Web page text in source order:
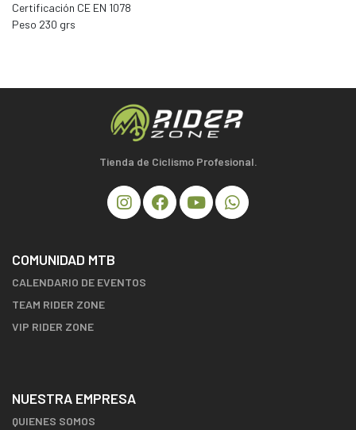
Certificación CE EN 1078
Peso 230 grs
Tienda de Ciclismo Profesional.
COMUNIDAD MTB
CALENDARIO DE EVENTOS
TEAM RIDER ZONE
VIP RIDER ZONE
NUESTRA EMPRESA
QUIENES SOMOS